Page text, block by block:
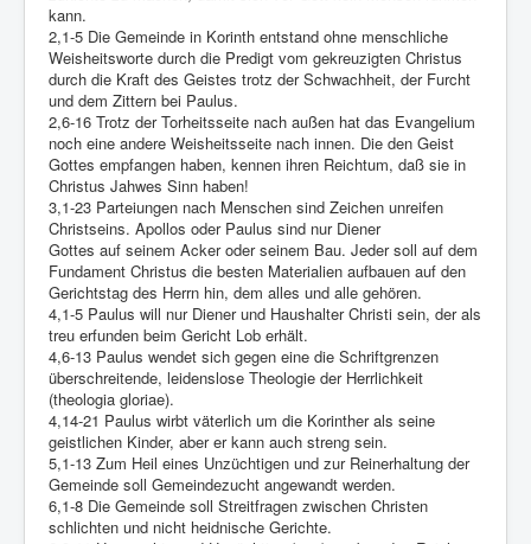
kann.
2,1-5 Die Gemeinde in Korinth entstand ohne menschliche
Weisheitsworte durch die Predigt vom gekreuzigten Christus
durch die Kraft des Geistes trotz der Schwachheit, der Furcht
und dem Zittern bei Paulus.
2,6-16 Trotz der Torheitsseite nach außen hat das Evangelium
noch eine andere Weisheitsseite nach innen. Die den Geist
Gottes empfangen haben, kennen ihren Reichtum, daß sie in
Christus Jahwes Sinn haben!
3,1-23 Parteiungen nach Menschen sind Zeichen unreifen
Christseins. Apollos oder Paulus sind nur Diener
Gottes auf seinem Acker oder seinem Bau. Jeder soll auf dem
Fundament Christus die besten Materialien aufbauen auf den
Gerichtstag des Herrn hin, dem alles und alle gehören.
4,1-5 Paulus will nur Diener und Haushalter Christi sein, der als
treu erfunden beim Gericht Lob erhält.
4,6-13 Paulus wendet sich gegen eine die Schriftgrenzen
überschreitende, leidenslose Theologie der Herrlichkeit
(theologia gloriae).
4,14-21 Paulus wirbt väterlich um die Korinther als seine
geistlichen Kinder, aber er kann auch streng sein.
5,1-13 Zum Heil eines Unzüchtigen und zur Reinerhaltung der
Gemeinde soll Gemeindezucht angewandt werden.
6,1-8 Die Gemeinde soll Streitfragen zwischen Christen
schlichten und nicht heidnische Gerichte.